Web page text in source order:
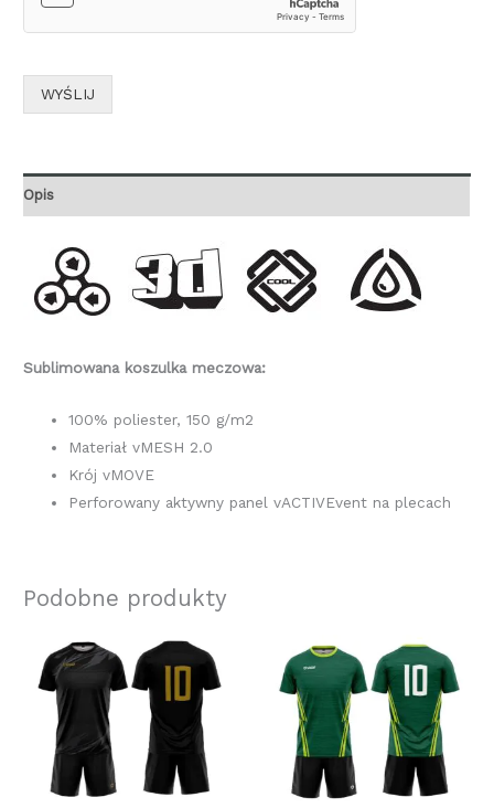
WYŚLIJ
Opis
Sublimowana koszulka meczowa:
100% poliester, 150 g/m2
Materiał vMESH 2.0
Krój vMOVE
Perforowany aktywny panel vACTIVEvent na plecach
Podobne produkty